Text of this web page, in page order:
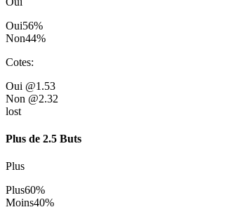
Oui56%
Non44%
Cotes:
Oui @1.53
Non @2.32
lost
Plus de 2.5 Buts
Plus
Plus60%
Moins40%